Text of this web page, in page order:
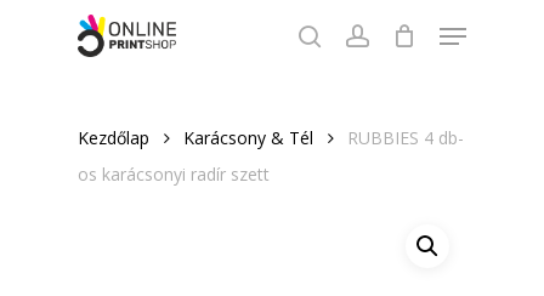
searchaccount
Menu
Kezdőlap Karácsony & Tél
RUBBIES 4 db-
os karácsonyi radír szett